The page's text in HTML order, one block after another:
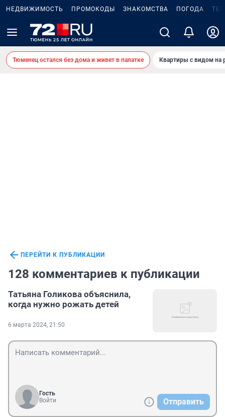
НЕДВИЖИМОСТЬ ПРОМОКОДЫ ЗНАКОМСТВА ПОГОДА
Тюменец остался без дома и живет в палатке Квартиры с видом на
ПЕРЕЙТИ К ПУБЛИКАЦИИ
128 комментариев к публикации
Татьяна Голикова объяснила,
когда нужно рожать детей
6 марта 2024, 21:50
Гость
Войти
Отправить